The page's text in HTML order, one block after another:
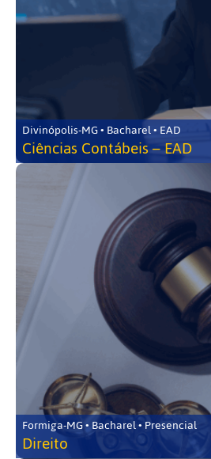
Divinópolis-MG • Bacharel • EAD
Ciências Contábeis – EAD
Formiga-MG • Bacharel • Presencial
Direito